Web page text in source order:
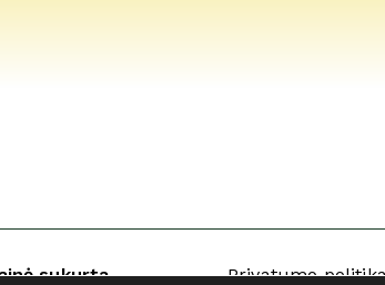
sukurta Privatumo